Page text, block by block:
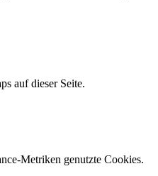
auf dieser Seite.
Metriken genutzte Cookies.